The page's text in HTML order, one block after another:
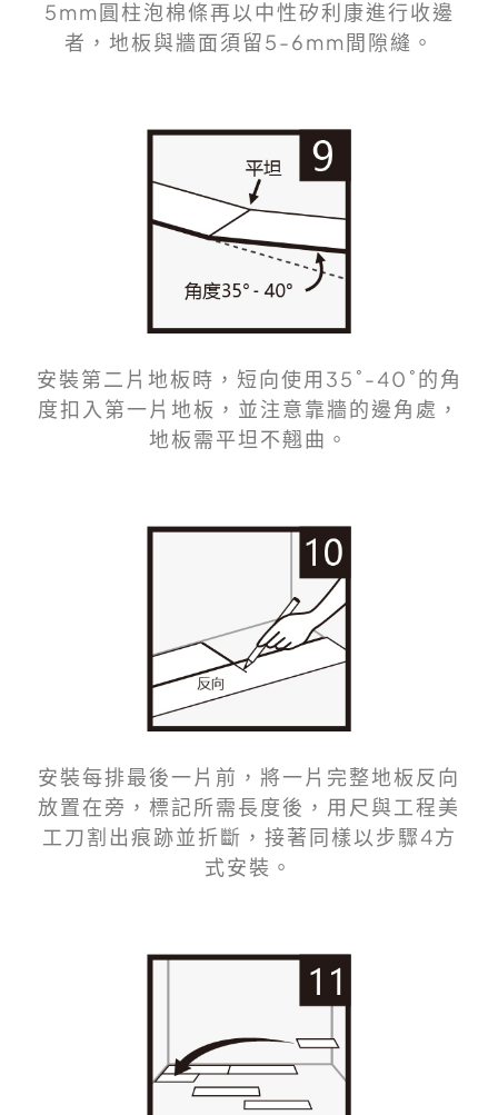
5mm圓柱泡棉條再以中性矽利康進行收邊
者，地板與牆面須留5-6mm間隙縫。
安裝第二片地板時，短向使用35˚-40˚的角
度扣入第一片地板，並注意靠牆的邊角處，
地板需平坦不翹曲。
安裝每排最後一片前，將一片完整地板反向
放置在旁，標記所需長度後，用尺與工程美
工刀割出痕跡並折斷，接著同樣以步驟4方
式安裝。